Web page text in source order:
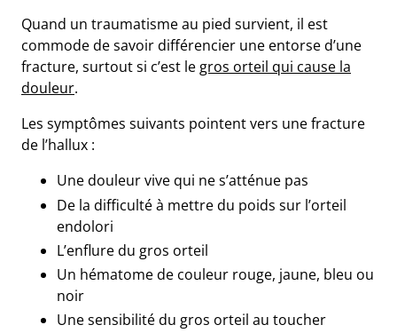
Quand un traumatisme au pied survient, il est
commode de savoir différencier une entorse d’une
fracture, surtout si c’est legros orteil qui cause la
douleur.
Les symptômes suivants pointent vers une fracture
de l’hallux :
Une douleur vive qui ne s’atténue pas
De la difficulté à mettre du poids sur l’orteil
endolori
L’enflure du gros orteil
Un hématome de couleur rouge, jaune, bleu ou
noir
Une sensibilité du gros orteil au toucher